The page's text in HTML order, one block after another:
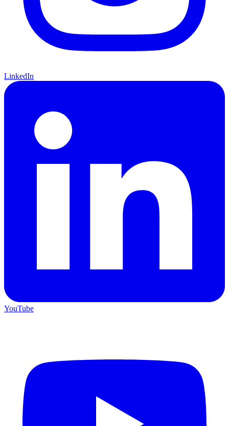
LinkedIn
YouTube